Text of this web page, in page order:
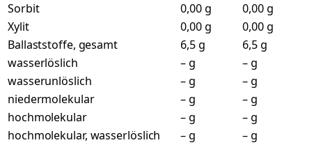
Sorbit
0,00 g
0,00 g
Xylit
0,00 g
0,00 g
Ballaststoffe, gesamt
6,5 g
6,5 g
wasserlöslich
– g
– g
wasserunlöslich
– g
– g
niedermolekular
– g
– g
hochmolekular
– g
– g
hochmolekular, wasserlöslich
– g
– g